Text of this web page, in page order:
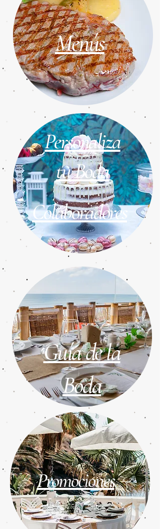
Menús
Personaliza
tu Boda
Colaboradores
Guía de la
Boda
Promociones